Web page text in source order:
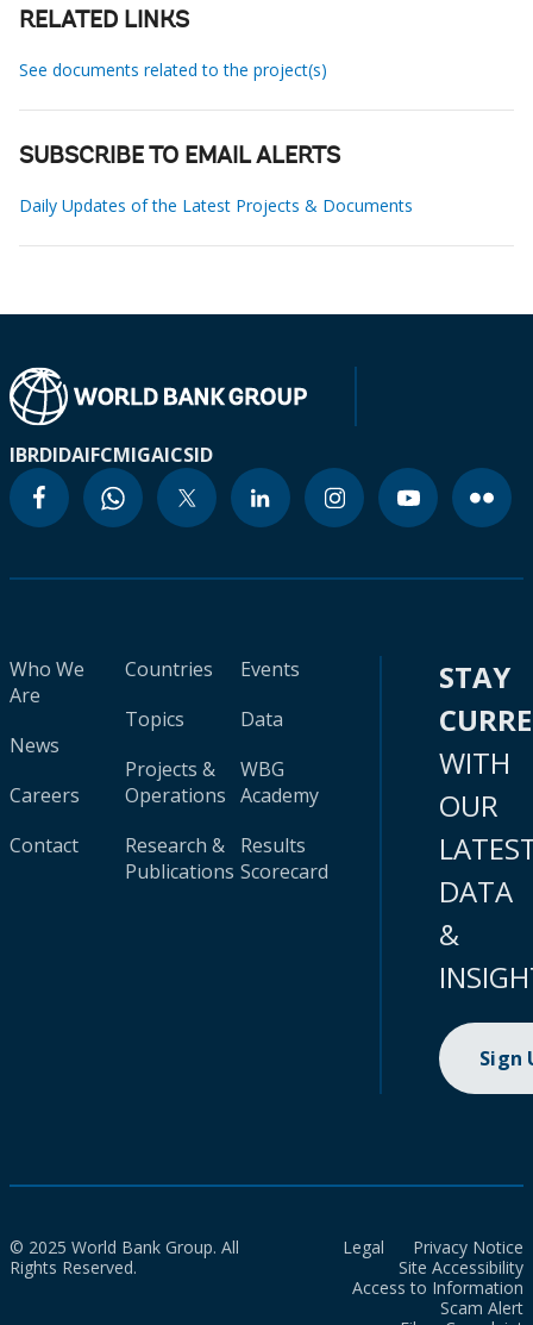
RELATED LINKS
See documents related to the project(s)
SUBSCRIBE TO EMAIL ALERTS
Daily Updates of the Latest Projects & Documents
IBRDIDAIFCMIGAICSID
Who We
Are
News
Careers
Contact
Countries
Topics
Projects &
Operations
Research &
Publications
Events
Data
WBG
Academy
Results
Scorecard
STAY
WITH
OUR
DATA
&
Sign
© 2025 World Bank Group. All
Rights Reserved.
Legal
Privacy Notice
Site Accessibility
Access to Information
Scam Alert